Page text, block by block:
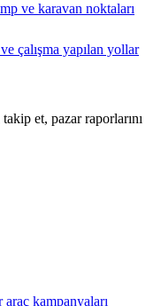
ve karavan noktaları
çalışma yapılan yollar
et, pazar raporlarını
araç kampanyaları